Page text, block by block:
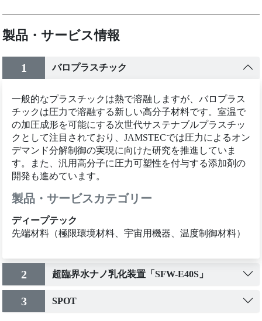
製品・サービス情報
1 バロプラスチック
一般的なプラスチックは熱で溶融しますが、バロプラス
チックは圧力で溶融する新しい高分子材料です。室温で
の加圧成形を可能にする次世代サステナブルプラスチッ
クとして注目されており、JAMSTECでは圧力によるオン
デマンド分解制御の実現に向けた研究を推進していま
す。また、汎用高分子に圧力可塑性を付与する添加剤の
開発も進めています。
製品・サービスカテゴリー
ディープテック
先端材料（極限環境材料、宇宙用機器、温度制御材料）
2 超臨界水ナノ乳化装置「SFW-E40S」
3 SPOT